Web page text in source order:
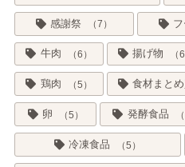
感謝祭 7
牛肉 6 揚げ物 6
鶏肉 5 食材まと
卵 5 発酵食品
冷凍食品 5